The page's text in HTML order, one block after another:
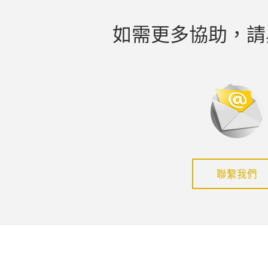
如需更多協助，
聯繫我們